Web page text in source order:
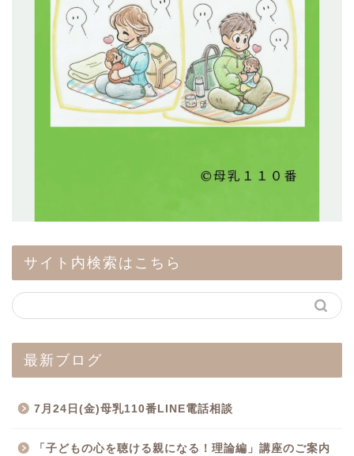
サイト内検索はこちら
最新ブログ
7月24日(金)母乳110番LINE電話相談
「子どもの心を聴ける親になる！理論編」講座のご案内